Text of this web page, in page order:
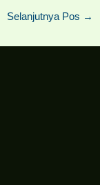
Selanjutnya Pos →